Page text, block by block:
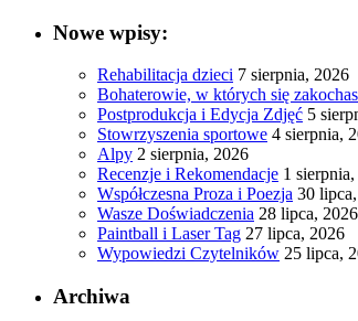
Nowe wpisy:
Rehabilitacja dzieci 7 sierpnia, 2026
Bohaterowie, w których się
Postprodukcja i Edycja Zdjęć 5
Stowrzyszenia sportowe 4 sierpnia,
Alpy 2 sierpnia, 2026
Recenzje i Rekomendacje 1
Współczesna Proza i Poezja 30
Wasze Doświadczenia 28 lipca, 2026
Paintball i Laser Tag 27 lipca, 2026
Wypowiedzi Czytelników 25 lipca,
Archiwa